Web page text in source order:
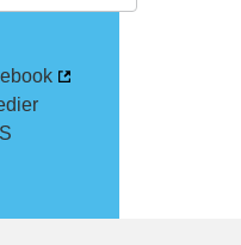
p
å
F
e